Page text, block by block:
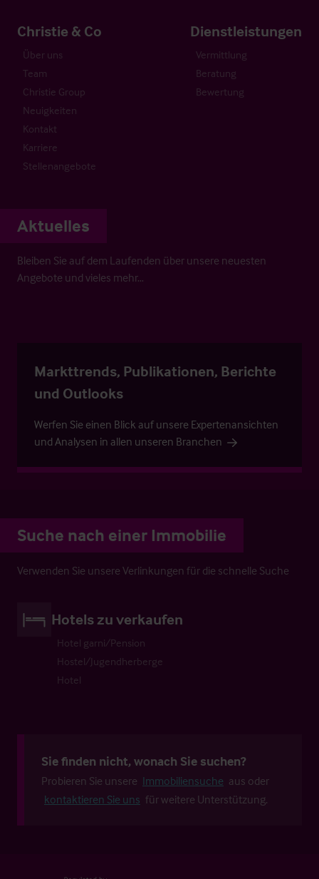
Christie & Co
Über uns
Team
Christie Group
Neuigkeiten
Kontakt
Karriere
Stellenangebote
Dienstleistungen
Vermittlung
Beratung
Bewertung
Aktuelles
Bleiben Sie auf dem Laufenden über unsere neuesten
Angebote und vieles mehr…
Markttrends, Publikationen, Berichte
und Outlooks
Werfen Sie einen Blick auf unsere Expertenansichten
und Analysen in allen unseren Branchen
Suche nach einer Immobilie
Verwenden Sie unsere Verlinkungen für die schnelle Suche
Hotels zu verkaufen
Hotel garni/Pension
Hostel/Jugendherberge
Hotel
Sie finden nicht, wonach Sie suchen?
Probieren Sie unsere Immobiliensuche aus oder
kontaktieren Sie uns für weitere Unterstützung.